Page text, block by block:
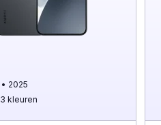
2025
3 kleuren